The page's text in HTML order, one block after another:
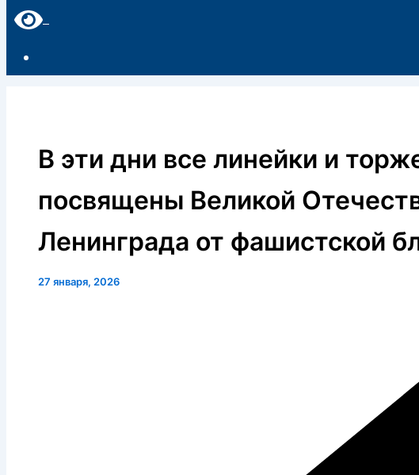
В эти дни все линейки и
посвящены Великой
Ленинграда от фашистской
27 января, 2026